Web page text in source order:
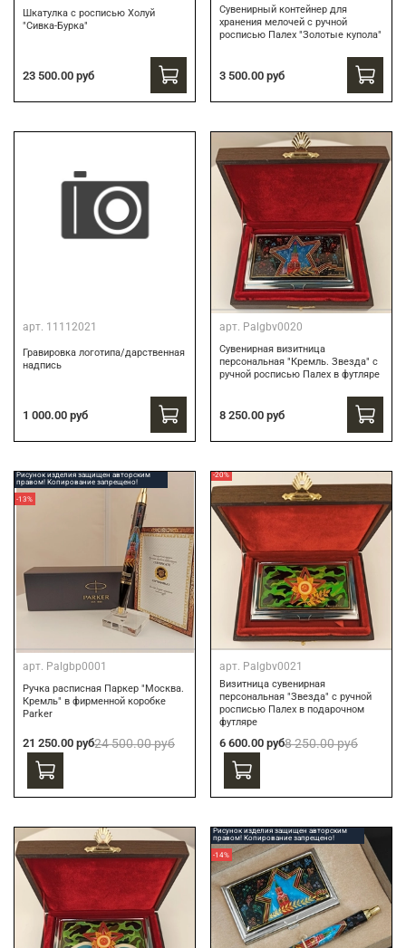
Шкатулка с росписью Холуй
"Сивка-Бурка"
23 500.00 руб
Сувенирный контейнер для
хранения мелочей с ручной
росписью Палех "Золотые купола"
3 500.00 руб
арт. 11112021
Гравировка логотипа/дарственная
надпись
1 000.00 руб
арт. Palgbv0020
Сувенирная визитница
персональная "Кремль. Звезда" с
ручной росписью Палех в футляре
8 250.00 руб
Рисунок изделия защищен авторским
правом! Копирование запрещено!
-13%
арт. Palgbp0001
Ручка расписная Паркер "Москва.
Кремль" в фирменной коробке
Parker
21 250.00 руб24 500.00 руб
-20%
арт. Palgbv0021
Визитница сувенирная
персональная "Звезда" с ручной
росписью Палех в подарочном
футляре
6 600.00 руб8 250.00 руб
Рисунок изделия защищен авторским
правом! Копирование запрещено!
-14%